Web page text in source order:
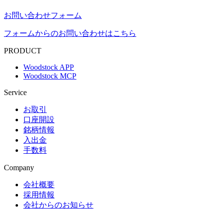
お問い合わせフォーム
フォームからのお問い合わせはこちら
PRODUCT
Woodstock APP
Woodstock MCP
Service
お取引
口座開設
銘柄情報
入出金
手数料
Company
会社概要
採用情報
会社からのお知らせ